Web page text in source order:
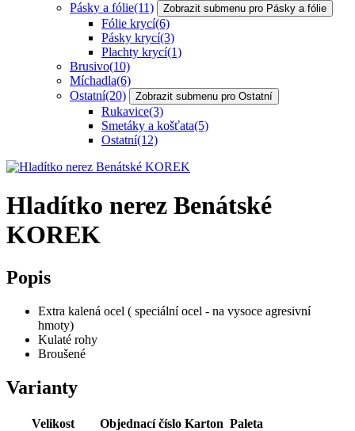
Pásky a fólie(11) Zobrazit submenu pro Pásky a fólie
Fólie krycí(6)
Pásky krycí(3)
Plachty krycí(1)
Brusivo(10)
Míchadla(6)
Ostatní(20) Zobrazit submenu pro Ostatní
Rukavice(3)
Smetáky a košťata(5)
Ostatní(12)
Hladítko nerez Benátské
KOREK
Popis
Extra kalená ocel ( speciální ocel - na vysoce agresivní
hmoty)
Kulaté rohy
Broušené
Varianty
Velikost Objednací číslo Karton Paleta